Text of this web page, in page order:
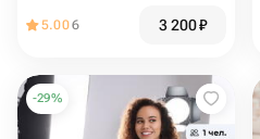
5.006 3 200₽
-29%